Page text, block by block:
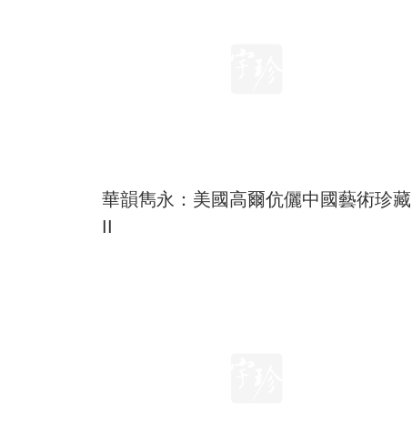
華韻雋永：美國高爾伉儷中國藝術珍藏
II